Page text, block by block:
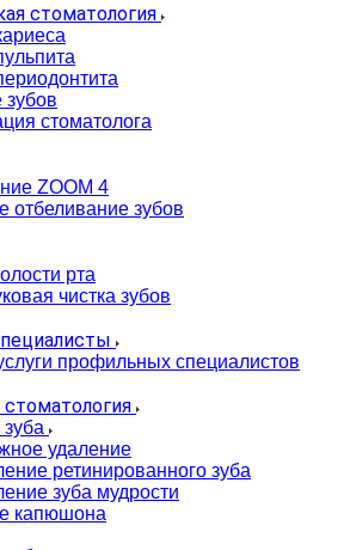
стоматология
зубов
стоматолога
ZOOM 4
отбеливание зубов
рта
чистка зубов
профильных специалистов
стоматология
удаление
ретинированного зуба
зуба мудрости
капюшона